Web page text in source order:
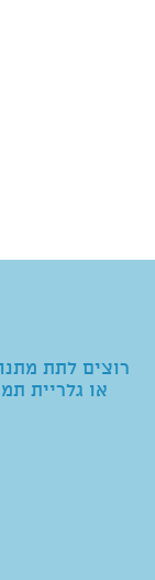
רוצים לתת
או גלריית